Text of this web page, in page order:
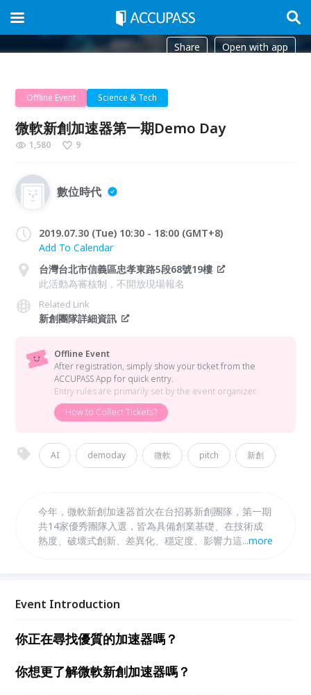
Share Open with app
Offline Event Science & Tech
微軟新創加速器第一期Demo Day
1,580 9
數位時代
2019.07.30 (Tue) 10:30 - 18:00 (GMT+8)
Add To Calendar
台灣台北市信義區忠孝東路5段68號19樓
此活動為審核制，不開放現場報名
Related Link
新創團隊詳細資訊
Offline Event
After registration, simply show your ticket from the
ACCUPASS App for quick entry.
Entry rules are primarily set by the event organizer.
How to Collect Tickets?
AI demoday 微軟 pitch 新創
今年，微軟新創加速器首次在台招募新創團隊，第一期
共14家優秀團隊入選，皆為具備創業基礎、在技術成
熟度、破壞式創新、差異化、穩定度、影響力這五項評
速器等有興趣投資媒合之貴賓，歡迎參加7/30下午的閉
...more
Event Introduction
你正在尋找優質的加速器嗎？
你想更了解微軟新創加速器嗎？